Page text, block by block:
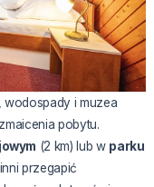
i muzea
pobytu.
(2 km) lub w parku
przegapić